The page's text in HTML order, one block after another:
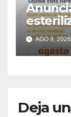
perros
del
AGO 9, 2026
Deja